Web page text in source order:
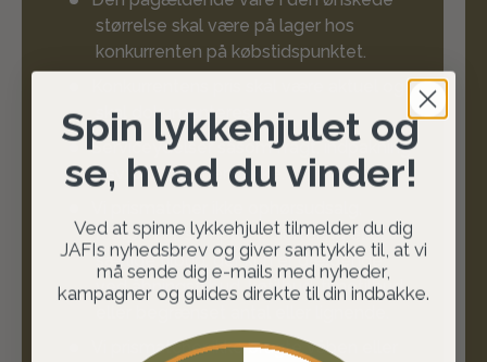
størrelse skal være på lager hos
konkurrenten på købstidspunktet.
skal dokumenteres.
Serviceydelser såsom fragt, indpakning
osv. prismatcher vi ikke.
restpartier, sampak, 2. sortering eller
særlige tilbud, der kun er gældende
ved åbningstilbud, køtilbud, timetilbud
Vi prismatcher ikke brugte våben eller
Spin lykkehjulet og
se, hvad du vinder!
Ved at spinne lykkehjulet tilmelder du dig
JAFIs nyhedsbrev og giver samtykke til, at vi
må sende dig e-mails med nyheder,
kampagner og guides direkte til din indbakke.